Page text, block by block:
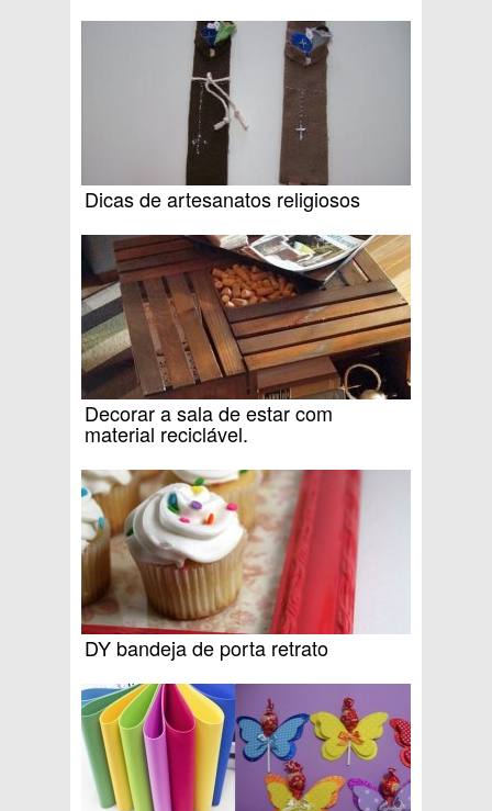
Dicas de artesanatos religiosos
Decorar a sala de estar com
material reciclável.
DY bandeja de porta retrato